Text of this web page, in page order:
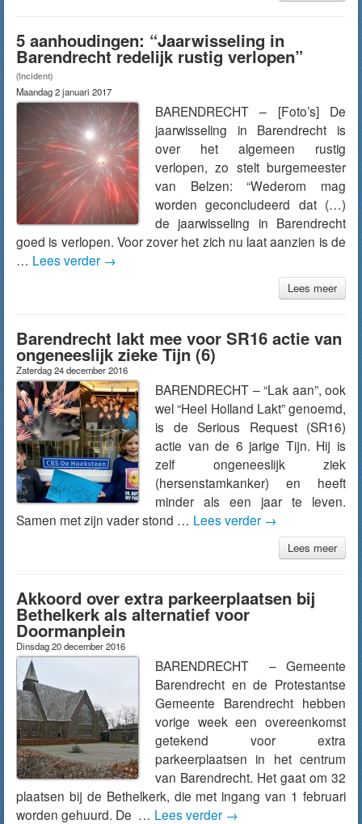
5 aanhoudingen: “Jaarwisseling in
Barendrecht redelijk rustig verlopen”
(Incident)
Maandag 2 januari 2017
BARENDRECHT – [Foto’s] De
jaarwisseling in Barendrecht is
over het algemeen rustig
verlopen, zo stelt burgemeester
van Belzen: “Wederom mag
worden geconcludeerd dat (…)
de jaarwisseling in Barendrecht
goed is verlopen. Voor zover het zich nu laat aanzien is de
… Lees verder →
Lees meer
Barendrecht lakt mee voor SR16 actie van
ongeneeslijk zieke Tijn (6)
Zaterdag 24 december 2016
BARENDRECHT – “Lak aan”, ook
wel “Heel Holland Lakt” genoemd,
is de Serious Request (SR16)
actie van de 6 jarige Tijn. Hij is
zelf ongeneeslijk ziek
(hersenstamkanker) en heeft
minder als een jaar te leven.
Samen met zijn vader stond … Lees verder →
Lees meer
Akkoord over extra parkeerplaatsen bij
Bethelkerk als alternatief voor
Doormanplein
Dinsdag 20 december 2016
BARENDRECHT – Gemeente
Barendrecht en de Protestantse
Gemeente Barendrecht hebben
vorige week een overeenkomst
getekend voor extra
parkeerplaatsen in het centrum
van Barendrecht. Het gaat om 32
plaatsen bij de Bethelkerk, die met ingang van 1 februari
worden gehuurd. De … Lees verder →